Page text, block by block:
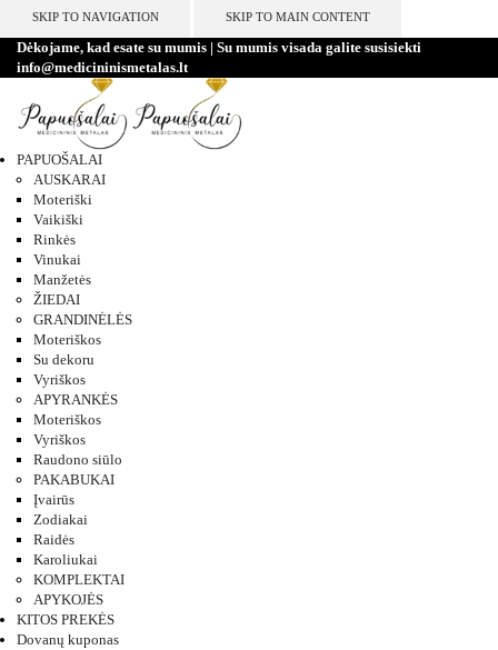
SKIP TO NAVIGATION SKIP TO MAIN CONTENT
Dėkojame, kad esate su mumis | Su mumis visada galite susisiekti
info@medicininismetalas.lt
PAPUOŠALAI
AUSKARAI
Moteriški
Vaikiški
Rinkės
Vinukai
Manžetės
ŽIEDAI
GRANDINĖLĖS
Moteriškos
Su dekoru
Vyriškos
APYRANKĖS
Moteriškos
Vyriškos
Raudono siūlo
PAKABUKAI
Įvairūs
Zodiakai
Raidės
Karoliukai
KOMPLEKTAI
APYKOJĖS
KITOS PREKĖS
Dovanų kuponas